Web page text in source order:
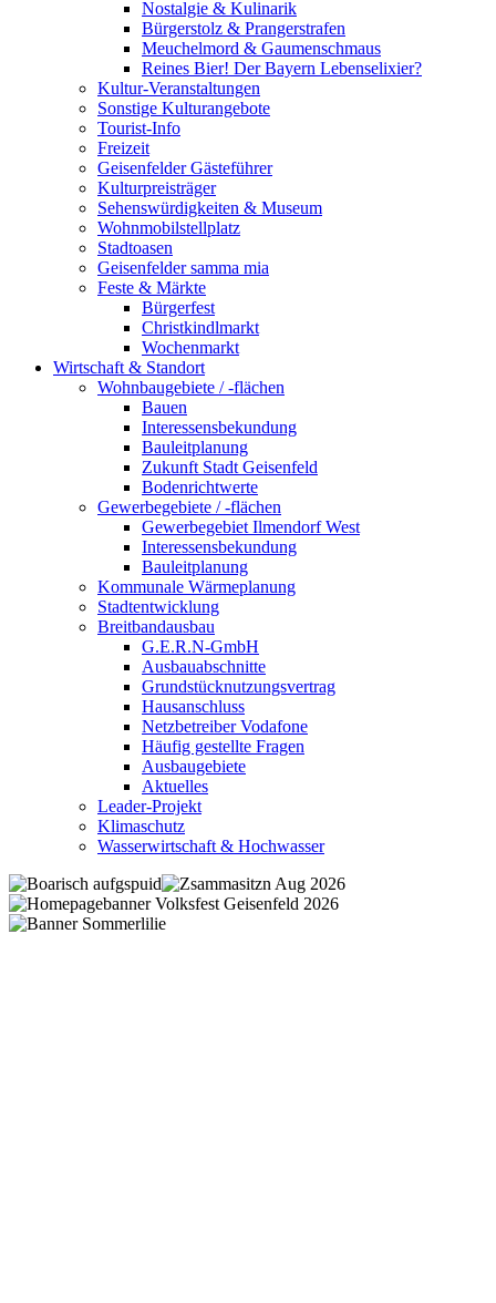
Nostalgie & Kulinarik
Bürgerstolz & Prangerstrafen
Meuchelmord & Gaumenschmaus
Reines Bier! Der Bayern Lebenselixier?
Kultur-Veranstaltungen
Sonstige Kulturangebote
Tourist-Info
Freizeit
Geisenfelder Gästeführer
Kulturpreisträger
Sehenswürdigkeiten & Museum
Wohnmobilstellplatz
Stadtoasen
Geisenfelder samma mia
Feste & Märkte
Bürgerfest
Christkindlmarkt
Wochenmarkt
Wirtschaft & Standort
Wohnbaugebiete / -flächen
Bauen
Interessensbekundung
Bauleitplanung
Zukunft Stadt Geisenfeld
Bodenrichtwerte
Gewerbegebiete / -flächen
Gewerbegebiet Ilmendorf West
Interessensbekundung
Bauleitplanung
Kommunale Wärmeplanung
Stadtentwicklung
Breitbandausbau
G.E.R.N-GmbH
Ausbauabschnitte
Grundstücknutzungsvertrag
Hausanschluss
Netzbetreiber Vodafone
Häufig gestellte Fragen
Ausbaugebiete
Aktuelles
Leader-Projekt
Klimaschutz
Wasserwirtschaft & Hochwasser